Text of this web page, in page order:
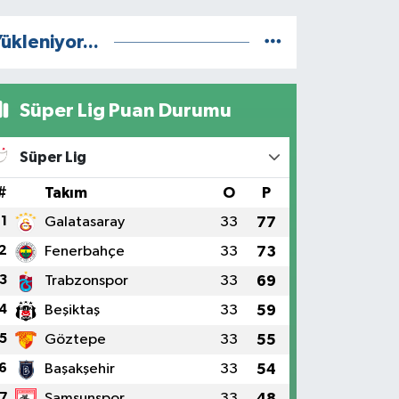
Süper Lig Puan Durumu
Süper Lig
Takım O P
1 Galatasaray 33 77
Fenerbahçe 33 73
3 Trabzonspor 33 69
Beşiktaş 33 59
5 Göztepe 33 55
Başakşehir 33 54